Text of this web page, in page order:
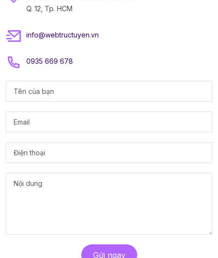
Q. 12, Tp. HCM
info@webtructuyen.vn
0935 669 678
Gửi ngay